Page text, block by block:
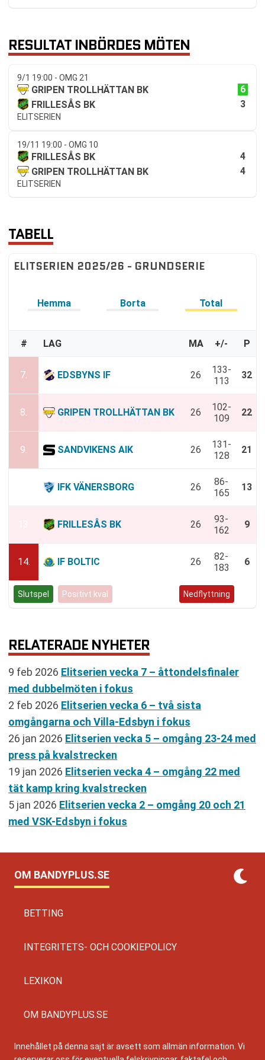
RESULTAT INBÖRDES MÖTEN
9/1 19:00 - OMG 21
GRIPEN TROLLHÄTTAN BK
6
FRILLESÅS BK
3
ELITSERIEN
19/11 19:00 - OMG 10
FRILLESÅS BK
4
GRIPEN TROLLHÄTTAN BK
4
ELITSERIEN
TABELL
ELITSERIEN 2025/26 - GRUNDSERIE
Hemma Borta Total
# LAG MA +/- P
7. EDSBYNS IF 26
133-
113
32
8. GRIPEN TROLLHÄTTAN BK 26
102-
109
22
9. SANDVIKENS AIK 26
131-
128
21
IFK VÄNERSBORG 26
86-
165
13
FRILLESÅS BK 26
93-
162
9
14. IF BOLTIC 26
82-
183
6
Slutspel Positivt kval Nedflyttning
RELATERADE NYHETER
9 feb 2026 Elitserien vecka 7 – åttondelsfinaler
med dubbelmöten i fokus
2 feb 2026 Elitserien vecka 6 – två sista
omgångarna och Villa-Edsbyn i fokus
26 jan 2026 Elitserien vecka 5 – omgång 23-24 med
press på kvalstrecken
19 jan 2026 Elitserien vecka 4 – omgång 22 med
tät kamp kring kvalstrecken
5 jan 2026 Elitserien vecka 2 – omgång 20 och 21
med VSK-Edsbyn i fokus
OM BANDYPLUS.SE
BETTING
INTEGRITETS- OCH COOKIEPOLICY
LEXIKON
OM BANDYPLUS.SE
Innehållet på denna sajt är avsett som allmän information. Vi